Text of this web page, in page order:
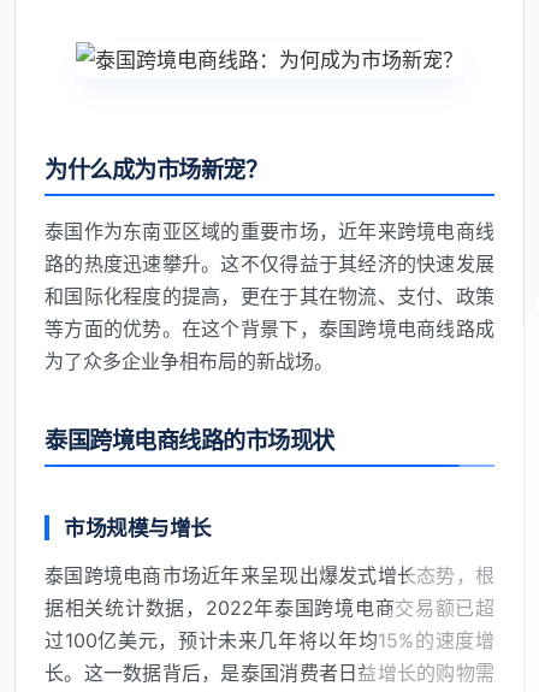
为什么成为市场新宠？
泰国作为东南亚区域的重要市场，近年来跨境电商线
路的热度迅速攀升。这不仅得益于其经济的快速发展
和国际化程度的提高，更在于其在物流、支付、政策
等方面的优势。在这个背景下，泰国跨境电商线路成
为了众多企业争相布局的新战场。
泰国跨境电商线路的市场现状
市场规模与增长
泰国跨境电商市场近年来呈现出爆发式增长态势，根
据相关统计数据，2022年泰国跨境电商交易额已超
过100亿美元，预计未来几年将以年均15%的速度增
长。这一数据背后，是泰国消费者日益增长的购物需